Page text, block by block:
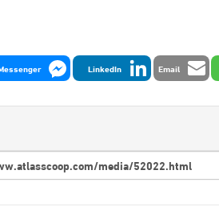
Email
LinkedIn